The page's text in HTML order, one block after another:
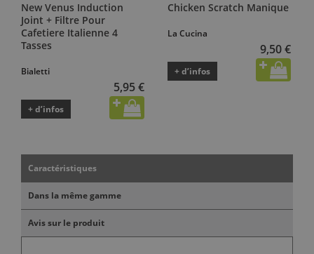
New Venus Induction
Joint + Filtre Pour
Cafetiere Italienne 4
Tasses
Bialetti
5,95 €
+ d’infos
Chicken Scratch Manique
La Cucina
9,50 €
+ d’infos
Caractéristiques
Dans la même gamme
Avis sur le produit